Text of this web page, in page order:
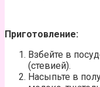
Приготовление:
Взбейте в
(стевией).
Насыпьте в